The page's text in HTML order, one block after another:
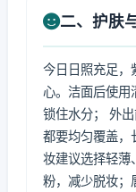
二、护肤
今日日照充足，
心。洁面后使用
锁住水分； 外
都要均匀覆盖
妆建议选择轻薄
粉，减少脱妆；